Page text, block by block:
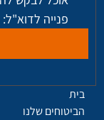
פנייה לדוא"ל:
בית
הביטוחים שלנו